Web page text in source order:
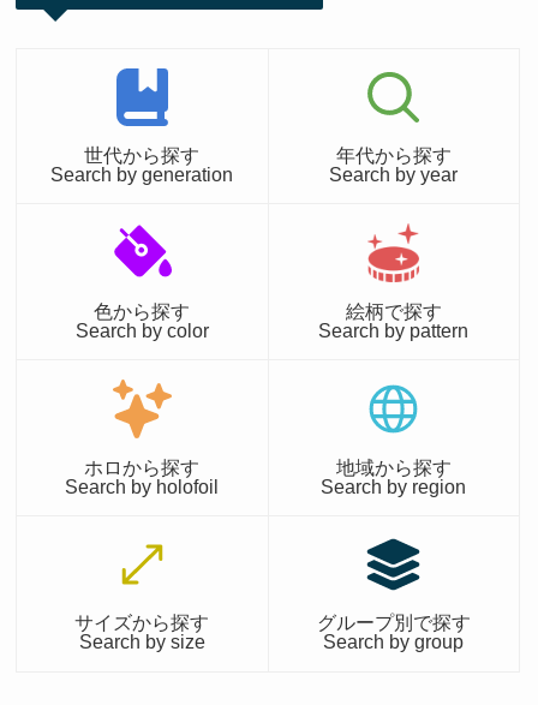
世代から探す
Search by generation
年代から探す
Search by year
色から探す
Search by color
絵柄で探す
Search by pattern
ホロから探す
Search by holofoil
地域から探す
Search by region
サイズから探す
Search by size
グループ別で探す
Search by group